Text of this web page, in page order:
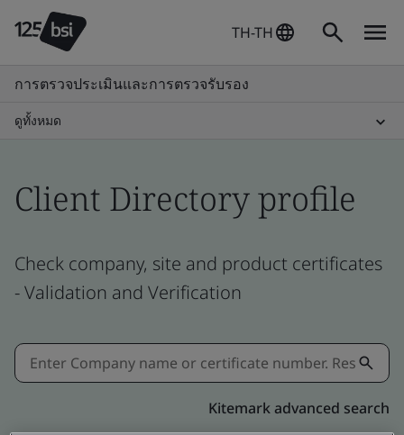
TH-TH
การตรวจประเมินและการตรวจรับรอง
ดูทั้งหมด
Client Directory profile
Check company, site and product certificates
- Validation and Verification
Kitemark advanced search